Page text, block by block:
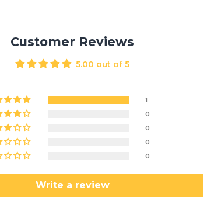
Customer Reviews
5.00 out of 5
1
0
0
0
0
Write a review